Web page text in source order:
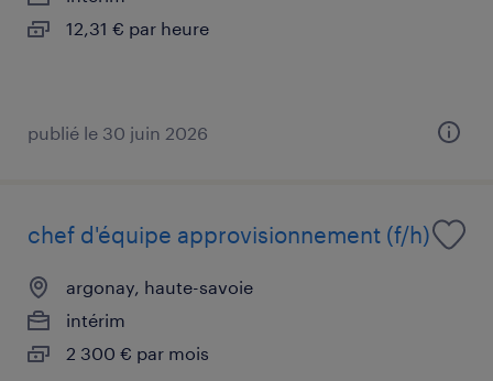
12,31 € par heure
publié le 30 juin 2026
chef d'équipe approvisionnement (f/h)
argonay, haute-savoie
intérim
2 300 € par mois